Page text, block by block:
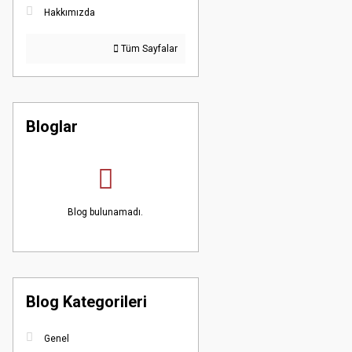
Hakkımızda
Tüm Sayfalar
Bloglar
Blog bulunamadı.
Blog Kategorileri
Genel